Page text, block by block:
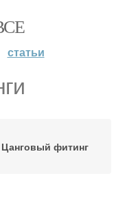
статьи
Цанговый фитинг